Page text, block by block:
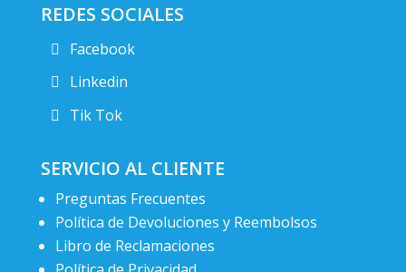
REDES SOCIALES
Facebook
Linkedin
Tik Tok
SERVICIO AL CLIENTE
Preguntas Frecuentes
Política de Devoluciones y Reembolsos
Libro de Reclamaciones